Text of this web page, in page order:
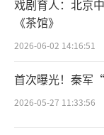
值得一
叫“波月洞”
光跃金、静
她月圆之夜
僧，才让她
戏剧育人：北京
《茶馆》
2026-06-02 14:16:51
首次曝光！秦军
2026-05-27 11:33:56